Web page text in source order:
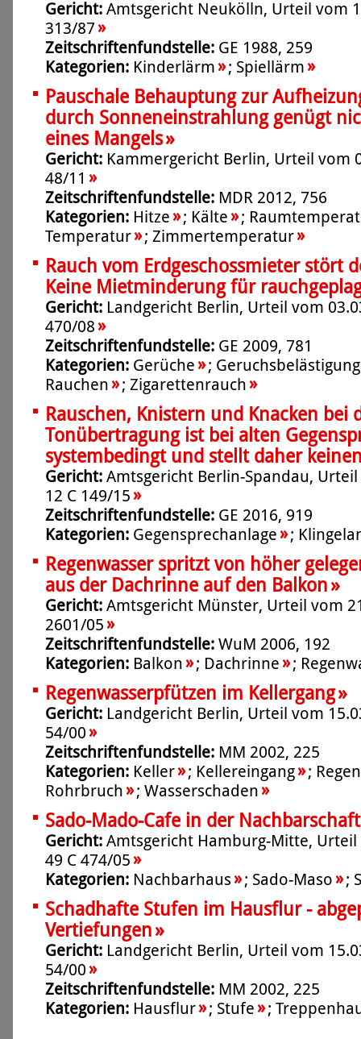
Gericht: Amtsgericht Neukölln, Urteil vom
313/87»
Zeitschriftenfundstelle: GE 1988, 259
Kategorien: Kinderlärm»; Spiellärm»
Pauschale Behauptung zur
durch Sonneneinstrahlung genügt
eines Mangels»
Gericht: Kammergericht Berlin, Urteil vom
48/11 »
Zeitschriftenfundstelle: MDR 2012, 756
Kategorien: Hitze»; Kälte»;
Temperatur»; Zimmertemperatur»
Rauch vom Erdgeschossmieter stört
Keine Mietminderung für
Gericht: Landgericht Berlin, Urteil vom
470/08»
Zeitschriftenfundstelle: GE 2009, 781
Kategorien: Gerüche»; Geruchsbelästigung
Rauchen»; Zigarettenrauch»
Rauschen, Knistern und Knacken bei
Tonübertragung ist bei alten
systembedingt und stellt daher
Gericht: Amtsgericht Berlin-Spandau, Urteil
12 C 149/15»
Zeitschriftenfundstelle: GE 2016, 919
Kategorien: Gegensprechanlage»;
Regenwasser spritzt von höher
aus der Dachrinne auf den Balkon»
Gericht: Amtsgericht Münster, Urteil vom
2601/05»
Zeitschriftenfundstelle: WuM 2006, 192
Kategorien: Balkon»; Dachrinne»;
Regenwasserpfützen im Kellergang»
Gericht: Landgericht Berlin, Urteil vom
54/00»
Zeitschriftenfundstelle: MM 2002, 225
Kategorien: Keller»; Kellereingang»;
Rohrbruch»; Wasserschaden»
Sado-Mado-Cafe in der Nachbarschaft
Gericht: Amtsgericht Hamburg-Mitte, Urteil
49 C 474/05»
Kategorien: Nachbarhaus»; Sado-Maso»;
Schadhafte Stufen im Hausflur -
Vertiefungen»
Gericht: Landgericht Berlin, Urteil vom
54/00»
Zeitschriftenfundstelle: MM 2002, 225
Kategorien: Hausflur»; Stufe»;